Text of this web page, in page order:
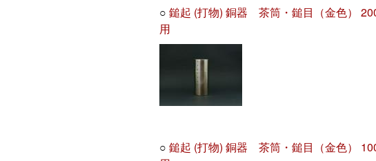
○ 鎚起 (打物) 銅器 茶筒・鎚目（金色）
用
○ 鎚起 (打物) 銅器 茶筒・鎚目（金色）